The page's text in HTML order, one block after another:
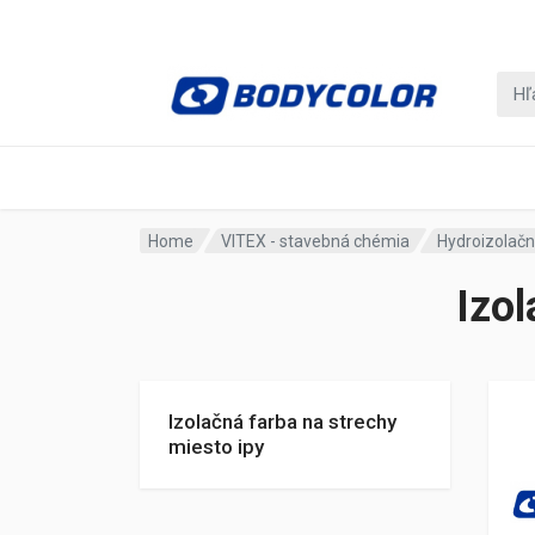
Home VITEX - stavebná chémia
Izolačná farba na strechy
miesto ipy